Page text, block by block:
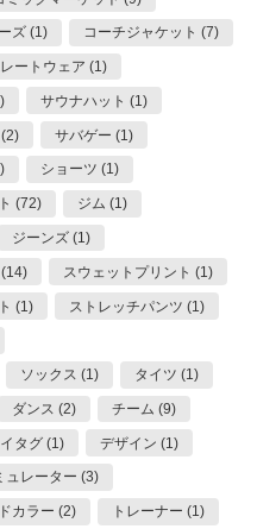
ズ (1) コーチジャケット (7)
ートウェア (1)
サウナハット (1)
サバゲー (1)
ショーツ (1)
(72) ジム (1)
ジーンズ (1)
スウェットプリント (1)
(1) ストレッチパンツ (1)
ソックス (1) タイツ (1)
ダンス (2) チーム (9)
タグ (1) デザイン (1)
ュレーター (3)
カラー (2) トレーナー (1)